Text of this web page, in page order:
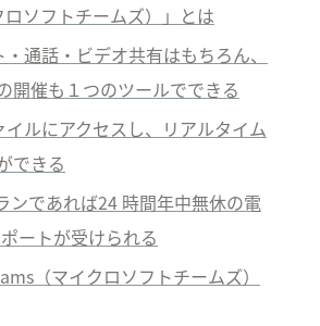
ソフトチームズ）」とは
通話・ビデオ共有はもちろん、
開催も１つのツールでできる
イルにアクセスし、リアルタイム
できる
ンであれば24 時間年中無休の電
ートが受けられる
（マイクロソフトチームズ）